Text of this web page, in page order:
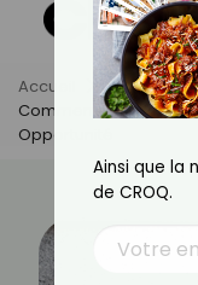
Accueil Actus
Comment Bien Vivre
Opportunité
Ainsi que la
de CROQ.